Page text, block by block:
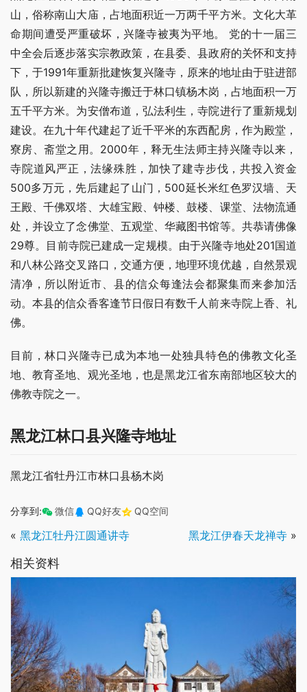
山，俗称南山大庙，占地面积近一万两千平方米。文化大革
命期间遭受严重破坏，兴隆寺被夷为平地。 党的十一届三
中全会后逐步落实宗教政策，在县委、县政府的关怀和支持
下，于1991年重新批建恢复兴隆寺，原来的地址由于驻进部
队，所以新建的兴隆寺搬迁于林口镇杨木岗，占地面积一万
五千平方米。为安僧布道，弘法利生，寺院进行了重新规划
建设。在九十年代建起了近千平米的东西配房，作为殿堂，
寮房、斋堂之用。2000年，释无生法师主持兴隆寺以来，
寺院道风严正，法缘殊胜，加快了建寺步伐，共投入资金
500多万元，先后建起了山门，500延长米红色罗汉墙、天
王殿、千佛双塔、大雄宝殿、钟楼、鼓楼、课堂、法物流通
处，并设立了念佛堂、五观堂、华藏图书馆等。共恭请佛像
29尊。目前寺院已建成一定规模。由于兴隆寺地处201国道
和八林公路交叉路口，交通方便，地理环境优越，自然景观
清净，所以附近市、县的信众每逢法会都聚集而来参加活
动。本县的信众香客逢节日假日有数千人前来寺院上香、礼
佛。
目前，林口兴隆寺已成为本地一处独具特色的佛教文化圣
地、教育圣地、观光圣地，也是黑龙江省东南部地区较大的
佛教寺院之一。
黑龙江林口县兴隆寺地址
黑龙江省牡丹江市林口县杨木岗
分享到: 微信 QQ好友 QQ空间
« 黑龙江牡丹江圆通讲寺 黑龙江伊春天龙禅寺 »
相关资料